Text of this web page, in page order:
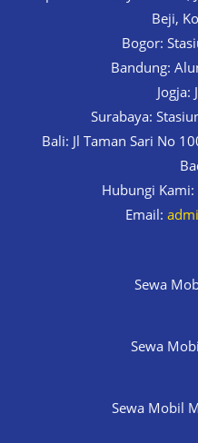
Beji,
Bogor:
Bandung:
Jogja:
Surabaya:
Bali: Jl Taman Sari No
Hubungi
Email:
Sewa
Sewa
Sewa Mobil